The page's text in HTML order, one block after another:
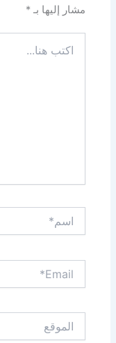
مشار إليها بـ*
هنا...